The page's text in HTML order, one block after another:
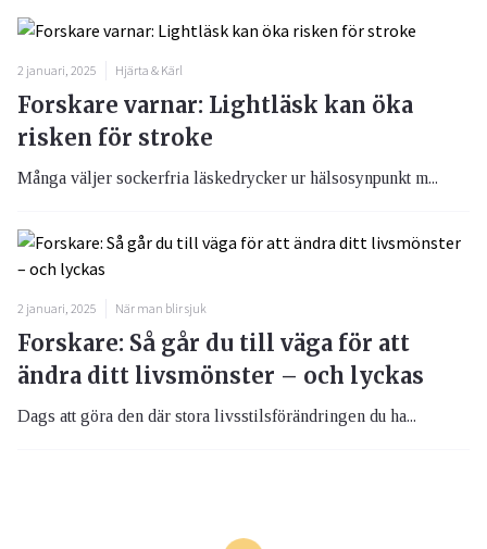
2 januari, 2025 Hjärta & Kärl
Forskare varnar: Lightläsk kan öka
risken för stroke
Många väljer sockerfria läskedrycker ur hälsosynpunkt m...
2 januari, 2025 När man blir sjuk
Forskare: Så går du till väga för att
ändra ditt livsmönster – och lyckas
Dags att göra den där stora livsstilsförändringen du ha...